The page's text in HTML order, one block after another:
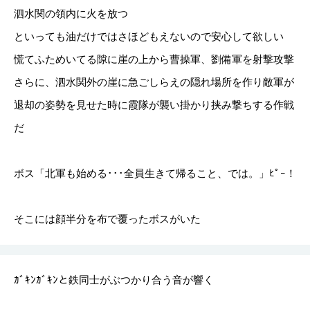
泗水関の領内に火を放つ
といっても油だけではさほどもえないので安心して欲しい
慌てふためいてる隙に崖の上から曹操軍、劉備軍を射撃攻撃
さらに、泗水関外の崖に急ごしらえの隠れ場所を作り敵軍が
退却の姿勢を見せた時に霞隊が襲い掛かり挟み撃ちする作戦
だ
ボス「北軍も始める･･･全員生きて帰ること、では。」ﾋﾟｰ！
そこには顔半分を布で覆ったボスがいた
ｶﾞｷﾝｶﾞｷﾝと鉄同士がぶつかり合う音が響く